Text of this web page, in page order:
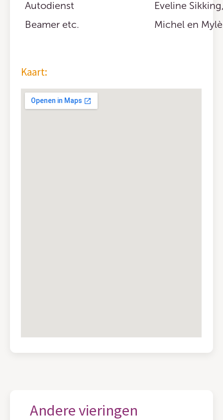
Autodienst
Eveline
Beamer etc.
Michel en
Kaart:
Andere vieringen